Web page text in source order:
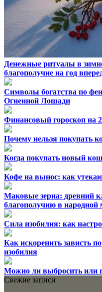
Денежные ритуалы в
благополучие на год
Символы богатства по
Огненной Лошади
Финансовый гороскоп на
Почему нельзя покупать
Когда покупать новый
Кофе на вынос: как
Маковые зерна: древний
благополучию в народной
Сила изобилия: как
Как искоренить зависть
изобилия
Можно ли выбросить или
Свежие записи